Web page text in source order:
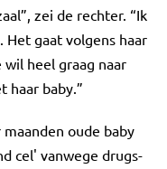
zei de rechter. “Ik
gaat volgens haar
heel graag naar
haar baby.”
oude baby
cel' vanwege drugs-